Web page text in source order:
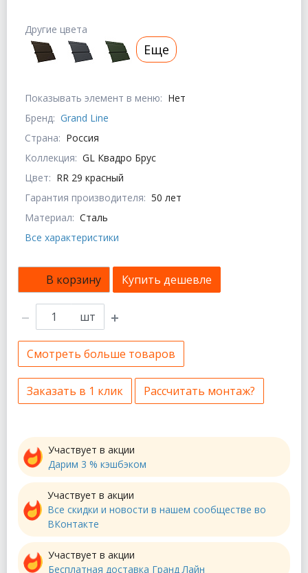
Показывать элемент в меню: Нет
Бренд: Grand Line
Страна: Россия
Коллекция: GL Квадро Брус
Цвет: RR 29 красный
Гарантия производителя: 50 лет
Материал: Сталь
Все характеристики
Другие цвета
Еще
В корзину Купить дешевле
шт
Смотреть больше товаров
Заказать в 1 клик Рассчитать монтаж?
Участвует в акции
Дарим 3 % кэшбэком
Участвует в акции
Все скидки и новости в нашем сообществе во
ВКонтакте
Участвует в акции
Бесплатная доставка Гранд Лайн